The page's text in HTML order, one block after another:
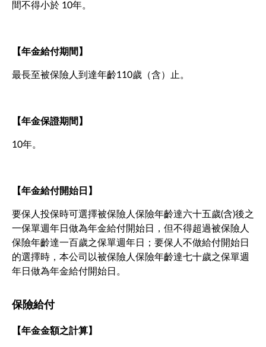
間不得小於 10年。
【年金給付期間】
最長至被保險人到達年齡110歲（含）止。
【年金保證期間】
10年。
【年金給付開始日】
要保人投保時可選擇被保險人保險年齡達六十五歲(含)後之
一保單週年日做為年金給付開始日，但不得超過被保險人
保險年齡達一百歲之保單週年日；要保人不做給付開始日
的選擇時，本公司以被保險人保險年齡達七十歲之保單週
年日做為年金給付開始日。
保險給付
【年金金額之計算】